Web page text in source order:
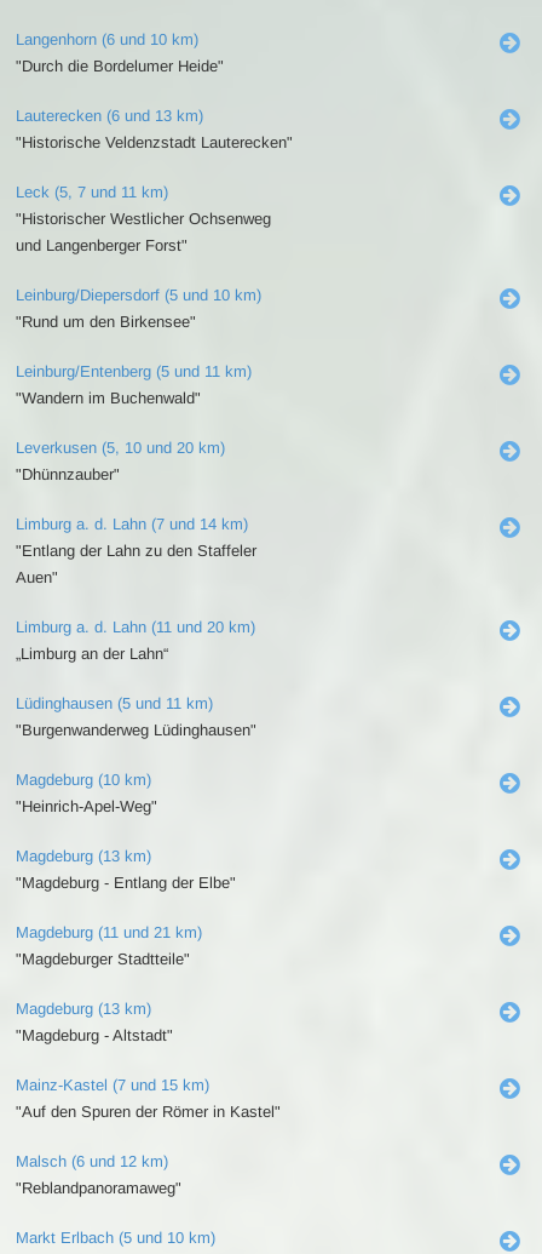
Langenhorn (6 und 10 km)
"Durch die Bordelumer Heide"
Lauterecken (6 und 13 km)
"Historische Veldenzstadt Lauterecken"
Leck (5, 7 und 11 km)
"Historischer Westlicher Ochsenweg
und Langenberger Forst"
Leinburg/Diepersdorf (5 und 10 km)
"Rund um den Birkensee"
Leinburg/Entenberg (5 und 11 km)
"Wandern im Buchenwald"
Leverkusen (5, 10 und 20 km)
"Dhünnzauber"
Limburg a. d. Lahn (7 und 14 km)
"Entlang der Lahn zu den Staffeler
Auen"
Limburg a. d. Lahn (11 und 20 km)
„Limburg an der Lahn“
Lüdinghausen (5 und 11 km)
"Burgenwanderweg Lüdinghausen"
Magdeburg (10 km)
"Heinrich-Apel-Weg"
Magdeburg (13 km)
"Magdeburg - Entlang der Elbe"
Magdeburg (11 und 21 km)
"Magdeburger Stadtteile"
Magdeburg (13 km)
"Magdeburg - Altstadt"
Mainz-Kastel (7 und 15 km)
"Auf den Spuren der Römer in Kastel"
Malsch (6 und 12 km)
"Reblandpanoramaweg"
Markt Erlbach (5 und 10 km)